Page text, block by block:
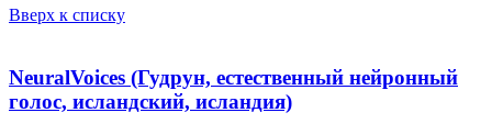
Вверх к списку
NeuralVoices (Гудрун, естественный нейронный
голос, исландский, исландия)